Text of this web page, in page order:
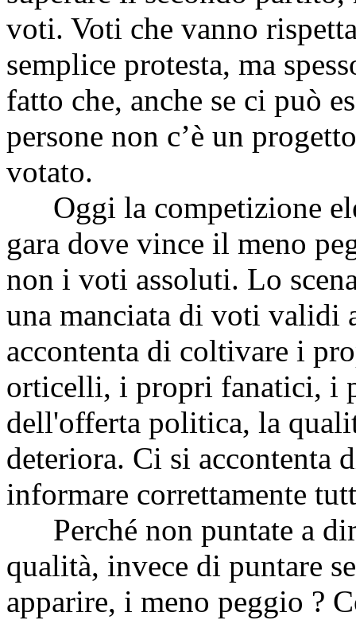
voti. Voti che vanno
semplice protesta, ma
fatto che, anche se ci può
persone non c’è un
votato.
Oggi la competizione
gara dove vince il meno
non i voti assoluti. Lo
una manciata di voti validi
accontenta di coltivare i
orticelli, i propri fanatici, i
dell'offerta politica, la
deteriora. Ci si accontenta
informare correttamente
Perché non puntate a
qualità, invece di puntare
apparire, i meno peggio ?